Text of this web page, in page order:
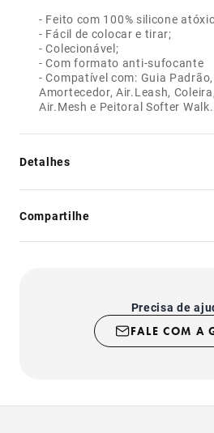
- Feito com 100% silicone
- Fácil de colocar e tirar;
- Colecionável;
- Com formato anti-sufocante
- Compatível com: Guia
Amortecedor, Air.Leash,
Air.Mesh e Peitoral Softer Walk.
Detalhes
Compartilhe
Precisa de
FALE COM A